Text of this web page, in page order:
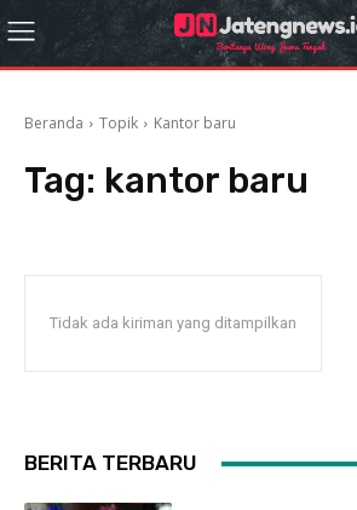
Beranda Topik Kantor baru
Tag: kantor baru
Tidak ada kiriman yang ditampilkan
BERITA TERBARU